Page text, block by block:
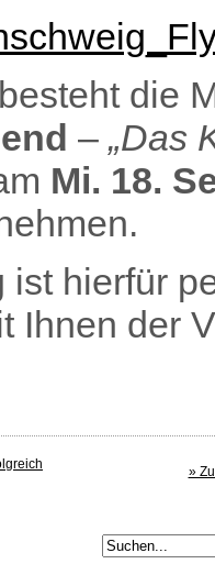
die
– „Das
Mi. 18.
ist hierfür
Ihnen der
»